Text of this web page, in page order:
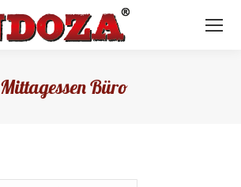
Mittagessen Büro